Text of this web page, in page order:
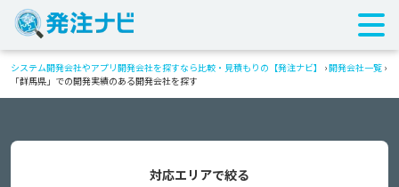
システム開発会社やアプリ開発会社を探すなら比較・見積もりの【発注ナビ】 ›開発会社一覧 ›
「群馬県」での開発実績のある開発会社を探す
対応エリアで絞る